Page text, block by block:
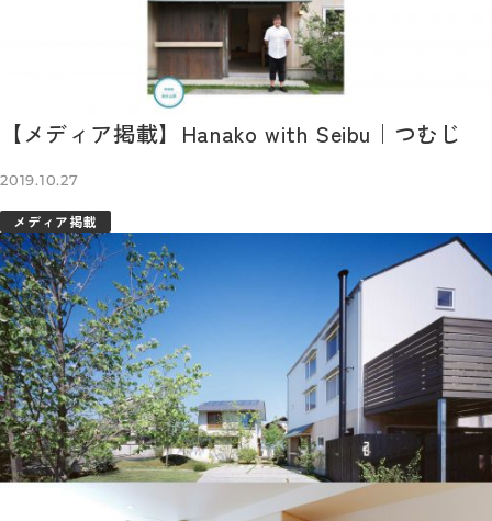
【メディア掲載】Hanako with Seibu｜つむじ
2019.10.27
メディア掲載